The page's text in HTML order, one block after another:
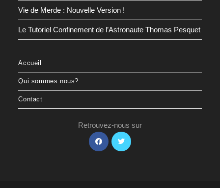
Vie de Merde : Nouvelle Version !
Le Tutoriel Confinement de l’Astronaute Thomas Pesquet
Accueil
Qui sommes nous?
Contact
Retrouvez-nous sur
S’ouvre
dans
S’ouvre